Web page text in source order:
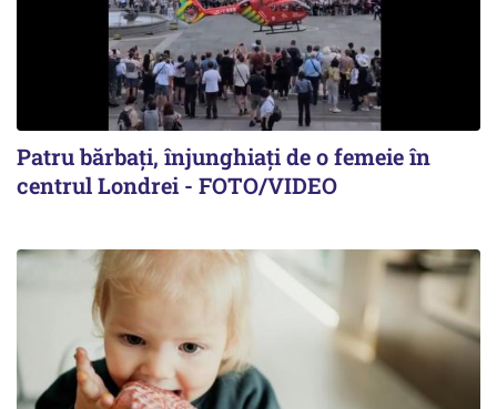
Patru bărbați, înjunghiați de o femeie în
centrul Londrei - FOTO/VIDEO